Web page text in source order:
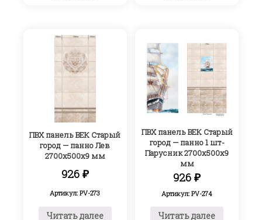
ПВХ панель ВЕК Старый
город — панно Лев
2700х500х9 мм
926 ₽
Артикул: PV-273
Читать далее
ПВХ панель ВЕК Старый
город — панно 1 шт-
Парусник 2700х500х9
мм
926₽
Артикул: PV-274
Читать далее